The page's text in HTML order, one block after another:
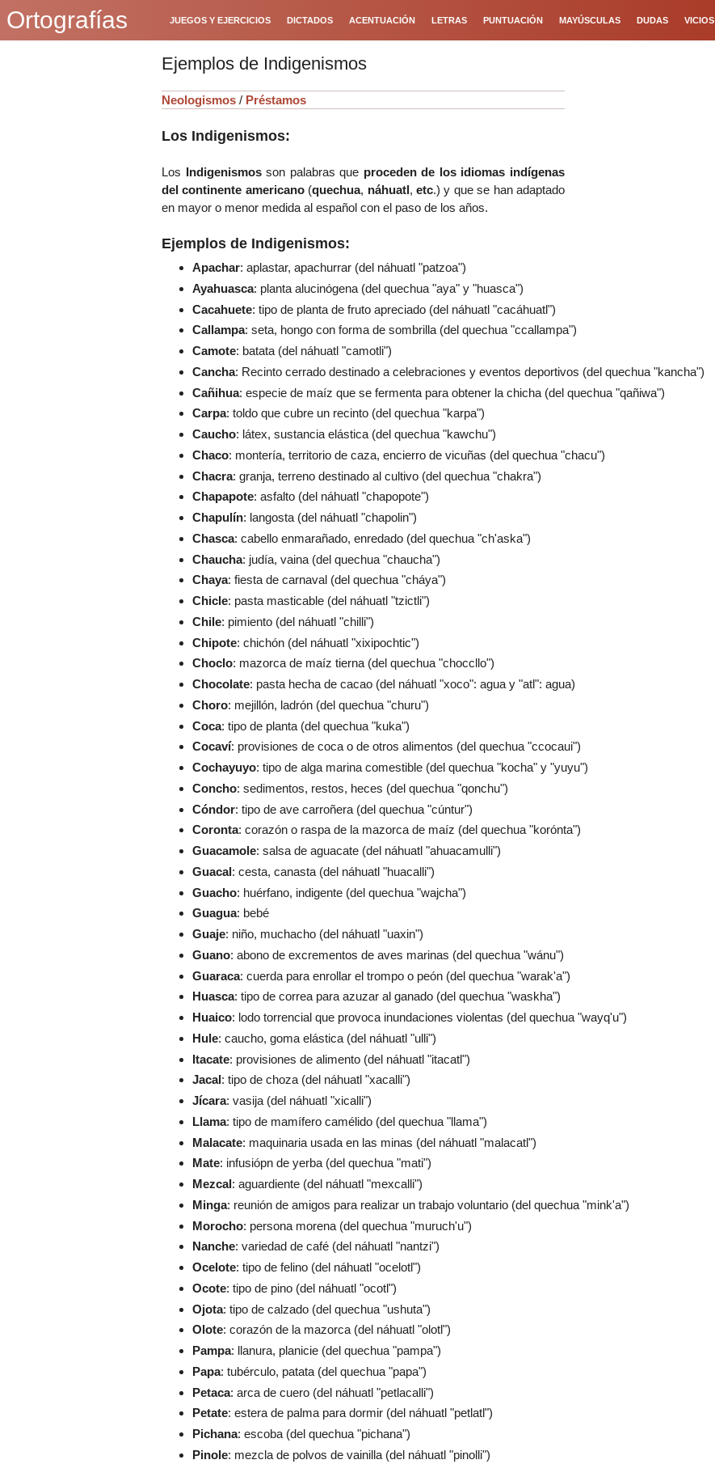
Ortografías JUEGOS Y EJERCICIOS DICTADOS ACENTUACIÓN LETRAS PUNTUACIÓN MAYÚSCULAS DUDAS VICIOS
Ejemplos de Indigenismos
Neologismos / Préstamos
Los Indigenismos:
Los Indigenismosson palabras que proceden de los idiomas indígenas
del continente americano (quechua, náhuatl,etc.) y que se han adaptado
en mayor o menor medida al español con el paso de los años.
Ejemplos de Indigenismos:
Apachar: aplastar, apachurrar (del náhuatl "patzoa")
Ayahuasca: planta alucinógena (del quechua "aya" y "huasca")
Cacahuete: tipo de planta de fruto apreciado (del náhuatl "cacáhuatl")
Callampa: seta, hongo con forma de sombrilla (del quechua "ccallampa")
Camote: batata (del náhuatl "camotli")
Cancha: Recinto cerrado destinado a celebraciones y eventos deportivos (del quechua "kancha")
Cañihua: especie de maíz que se fermenta para obtener la chicha (del quechua "qañiwa")
Carpa: toldo que cubre un recinto (del quechua "karpa")
Caucho: látex, sustancia elástica (del quechua "kawchu")
Chaco: montería, territorio de caza, encierro de vicuñas (del quechua "chacu")
Chacra: granja, terreno destinado al cultivo (del quechua "chakra")
Chapapote: asfalto (del náhuatl "chapopote")
Chapulín: langosta (del náhuatl "chapolin")
Chasca: cabello enmarañado, enredado (del quechua "ch'aska")
Chaucha: judía, vaina (del quechua "chaucha")
Chaya: fiesta de carnaval (del quechua "cháya")
Chicle: pasta masticable (del náhuatl "tzictli")
Chile: pimiento (del náhuatl "chilli")
Chipote: chichón (del náhuatl "xixipochtic")
Choclo: mazorca de maíz tierna (del quechua "choccllo")
Chocolate: pasta hecha de cacao (del náhuatl "xoco": agua y "atl": agua)
Choro: mejillón, ladrón (del quechua "churu")
Coca: tipo de planta (del quechua "kuka")
Cocaví: provisiones de coca o de otros alimentos (del quechua "ccocaui")
Cochayuyo: tipo de alga marina comestible (del quechua "kocha" y "yuyu")
Concho: sedimentos, restos, heces (del quechua "qonchu")
Cóndor: tipo de ave carroñera (del quechua "cúntur")
Coronta: corazón o raspa de la mazorca de maíz (del quechua "korónta")
Guacamole: salsa de aguacate (del náhuatl "ahuacamulli")
Guacal: cesta, canasta (del náhuatl "huacalli")
Guacho: huérfano, indigente (del quechua "wajcha")
Guagua: bebé
Guaje: niño, muchacho (del náhuatl "uaxin")
Guano: abono de excrementos de aves marinas (del quechua "wánu")
Guaraca: cuerda para enrollar el trompo o peón (del quechua "warak'a")
Huasca: tipo de correa para azuzar al ganado (del quechua "waskha")
Huaico: lodo torrencial que provoca inundaciones violentas (del quechua "wayq'u")
Hule: caucho, goma elástica (del náhuatl "ulli")
Itacate: provisiones de alimento (del náhuatl "itacatl")
Jacal: tipo de choza (del náhuatl "xacalli")
Jícara: vasija (del náhuatl "xicalli")
Llama: tipo de mamífero camélido (del quechua "llama")
Malacate: maquinaria usada en las minas (del náhuatl "malacatl")
Mate: infusiópn de yerba (del quechua "mati")
Mezcal: aguardiente (del náhuatl "mexcalli")
Minga: reunión de amigos para realizar un trabajo voluntario (del quechua "mink'a")
Morocho: persona morena (del quechua "muruch'u")
Nanche: variedad de café (del náhuatl "nantzi")
Ocelote: tipo de felino (del náhuatl "ocelotl")
Ocote: tipo de pino (del náhuatl "ocotl")
Ojota: tipo de calzado (del quechua "ushuta")
Olote: corazón de la mazorca (del náhuatl "olotl")
Pampa: llanura, planicie (del quechua "pampa")
Papa: tubérculo, patata (del quechua "papa")
Petaca: arca de cuero (del náhuatl "petlacalli")
Petate: estera de palma para dormir (del náhuatl "petlatl")
Pichana: escoba (del quechua "pichana")
Pinole: mezcla de polvos de vainilla (del náhuatl "pinolli")